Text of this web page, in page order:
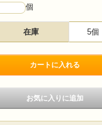
個
在庫 5個